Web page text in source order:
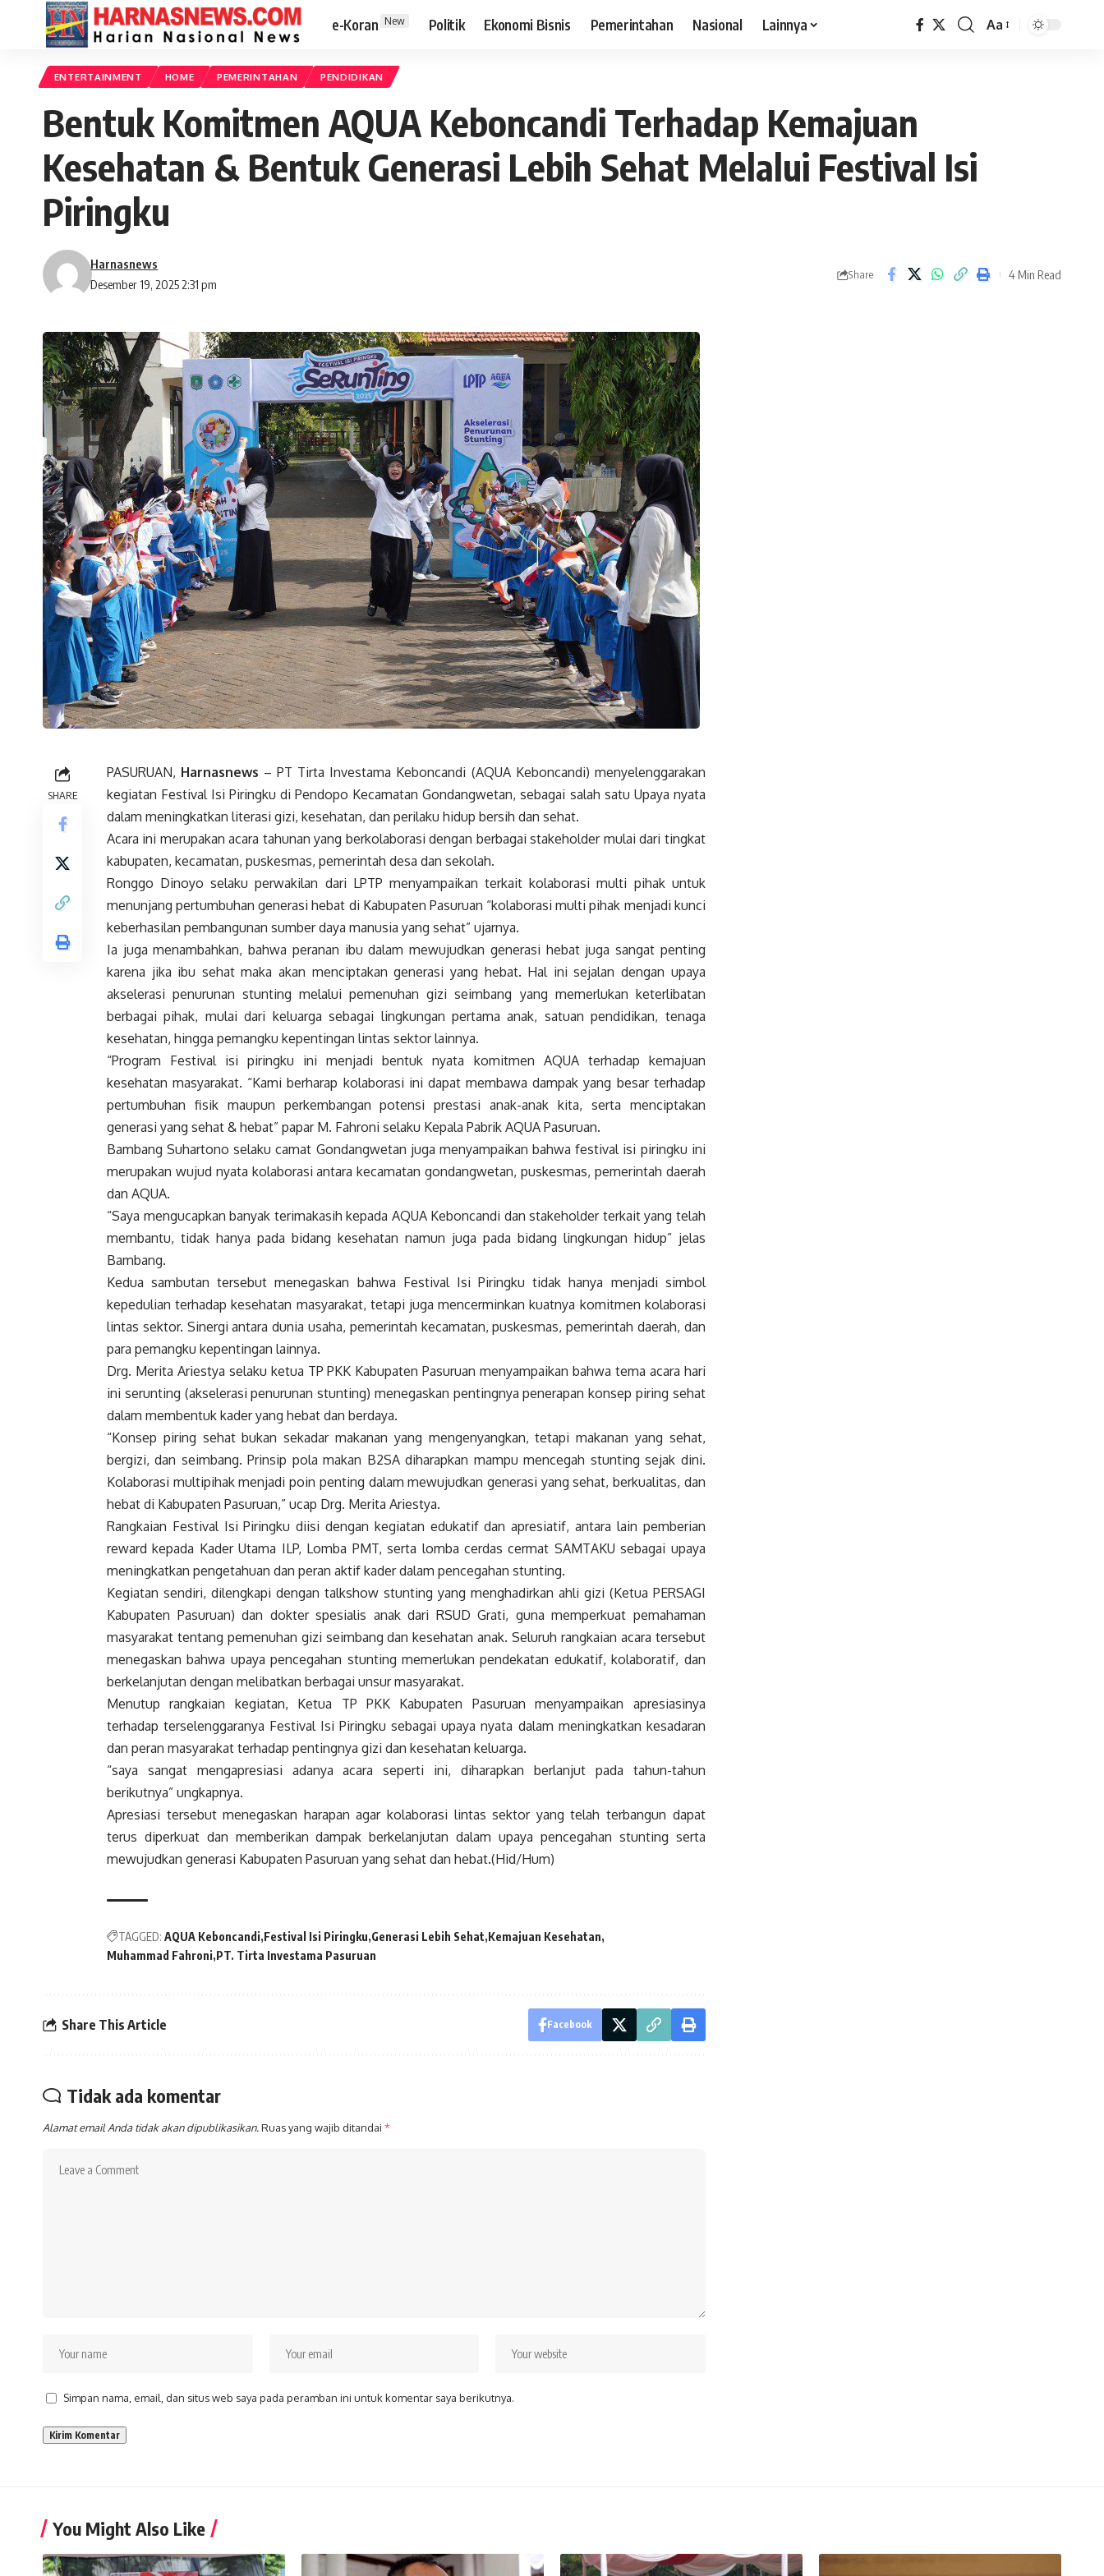
e-Koran New Politik Ekonomi Bisnis Pemerintahan Nasional Lainnya Aa
ENTERTAINMENT HOME PEMERINTAHAN PENDIDIKAN
Bentuk Komitmen AQUA Keboncandi Terhadap Kemajuan
Kesehatan & Bentuk Generasi Lebih Sehat Melalui Festival Isi
Piringku
Desember 19, 2025 2:31 pm
Harnasnews
Share 4 Min Read
SHARE
PASURUAN, Harnasnews – PT Tirta Investama Keboncandi (AQUA Keboncandi) menyelenggarakan
kegiatan Festival Isi Piringku di Pendopo Kecamatan Gondangwetan, sebagai salah satu Upaya nyata
dalam meningkatkan literasi gizi, kesehatan, dan perilaku hidup bersih dan sehat.
Acara ini merupakan acara tahunan yang berkolaborasi dengan berbagai stakeholder mulai dari tingkat
kabupaten, kecamatan, puskesmas, pemerintah desa dan sekolah.
Ronggo Dinoyo selaku perwakilan dari LPTP menyampaikan terkait kolaborasi multi pihak untuk
menunjang pertumbuhan generasi hebat di Kabupaten Pasuruan “kolaborasi multi pihak menjadi kunci
keberhasilan pembangunan sumber daya manusia yang sehat” ujarnya.
Ia juga menambahkan, bahwa peranan ibu dalam mewujudkan generasi hebat juga sangat penting
karena jika ibu sehat maka akan menciptakan generasi yang hebat. Hal ini sejalan dengan upaya
akselerasi penurunan stunting melalui pemenuhan gizi seimbang yang memerlukan keterlibatan
berbagai pihak, mulai dari keluarga sebagai lingkungan pertama anak, satuan pendidikan, tenaga
kesehatan, hingga pemangku kepentingan lintas sektor lainnya.
“Program Festival isi piringku ini menjadi bentuk nyata komitmen AQUA terhadap kemajuan
kesehatan masyarakat. “Kami berharap kolaborasi ini dapat membawa dampak yang besar terhadap
pertumbuhan fisik maupun perkembangan potensi prestasi anak-anak kita, serta menciptakan
generasi yang sehat & hebat” papar M. Fahroni selaku Kepala Pabrik AQUA Pasuruan.
Bambang Suhartono selaku camat Gondangwetan juga menyampaikan bahwa festival isi piringku ini
merupakan wujud nyata kolaborasi antara kecamatan gondangwetan, puskesmas, pemerintah daerah
dan AQUA.
“Saya mengucapkan banyak terimakasih kepada AQUA Keboncandi dan stakeholder terkait yang telah
membantu, tidak hanya pada bidang kesehatan namun juga pada bidang lingkungan hidup” jelas
Bambang.
Kedua sambutan tersebut menegaskan bahwa Festival Isi Piringku tidak hanya menjadi simbol
kepedulian terhadap kesehatan masyarakat, tetapi juga mencerminkan kuatnya komitmen kolaborasi
lintas sektor. Sinergi antara dunia usaha, pemerintah kecamatan, puskesmas, pemerintah daerah, dan
para pemangku kepentingan lainnya.
Drg. Merita Ariestya selaku ketua TP PKK Kabupaten Pasuruan menyampaikan bahwa tema acara hari
ini serunting (akselerasi penurunan stunting) menegaskan pentingnya penerapan konsep piring sehat
dalam membentuk kader yang hebat dan berdaya.
“Konsep piring sehat bukan sekadar makanan yang mengenyangkan, tetapi makanan yang sehat,
bergizi, dan seimbang. Prinsip pola makan B2SA diharapkan mampu mencegah stunting sejak dini.
Kolaborasi multipihak menjadi poin penting dalam mewujudkan generasi yang sehat, berkualitas, dan
hebat di Kabupaten Pasuruan,” ucap Drg. Merita Ariestya.
Rangkaian Festival Isi Piringku diisi dengan kegiatan edukatif dan apresiatif, antara lain pemberian
reward kepada Kader Utama ILP, Lomba PMT, serta lomba cerdas cermat SAMTAKU sebagai upaya
meningkatkan pengetahuan dan peran aktif kader dalam pencegahan stunting.
Kegiatan sendiri, dilengkapi dengan talkshow stunting yang menghadirkan ahli gizi (Ketua PERSAGI
Kabupaten Pasuruan) dan dokter spesialis anak dari RSUD Grati, guna memperkuat pemahaman
masyarakat tentang pemenuhan gizi seimbang dan kesehatan anak. Seluruh rangkaian acara tersebut
menegaskan bahwa upaya pencegahan stunting memerlukan pendekatan edukatif, kolaboratif, dan
berkelanjutan dengan melibatkan berbagai unsur masyarakat.
Menutup rangkaian kegiatan, Ketua TP PKK Kabupaten Pasuruan menyampaikan apresiasinya
terhadap terselenggaranya Festival Isi Piringku sebagai upaya nyata dalam meningkatkan kesadaran
dan peran masyarakat terhadap pentingnya gizi dan kesehatan keluarga.
“saya sangat mengapresiasi adanya acara seperti ini, diharapkan berlanjut pada tahun-tahun
berikutnya” ungkapnya.
Apresiasi tersebut menegaskan harapan agar kolaborasi lintas sektor yang telah terbangun dapat
terus diperkuat dan memberikan dampak berkelanjutan dalam upaya pencegahan stunting serta
mewujudkan generasi Kabupaten Pasuruan yang sehat dan hebat.(Hid/Hum)
TAGGED: AQUA Keboncandi Festival Isi Piringku Generasi Lebih Sehat Kemajuan Kesehatan
Muhammad Fahroni PT. Tirta Investama Pasuruan
Share This Article Facebook
Tidak ada komentar
Alamat email Anda tidak akan dipublikasikan.Ruas yang wajib ditandai *
Simpan nama, email, dan situs web saya pada peramban ini untuk komentar saya berikutnya.
You Might Also Like